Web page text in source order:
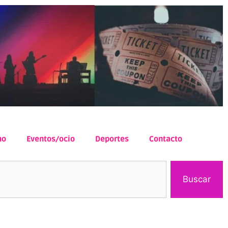
Eventos/ocio Deportes Contacto
Buscar